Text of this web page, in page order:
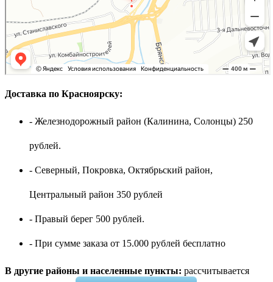
Доставка по Красноярску:
- Железнодорожный район (Калинина, Солонцы) 250
рублей.
- Северный, Покровка, Октябрьский район,
Центральный район 350 рублей
- Правый берег 500 рублей.
- При сумме заказа от 15.000 рублей бесплатно
В другие районы и населенные пункты: рассчитывается